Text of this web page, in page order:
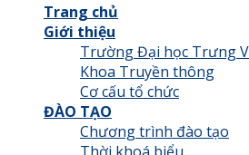
Trang chủ
Giới thiệu
Trường Đại học Trưng
Khoa Truyền thông
Cơ cấu tổ chức
ĐÀO TẠO
Chương trình đào tạo
Thời khoá biểu